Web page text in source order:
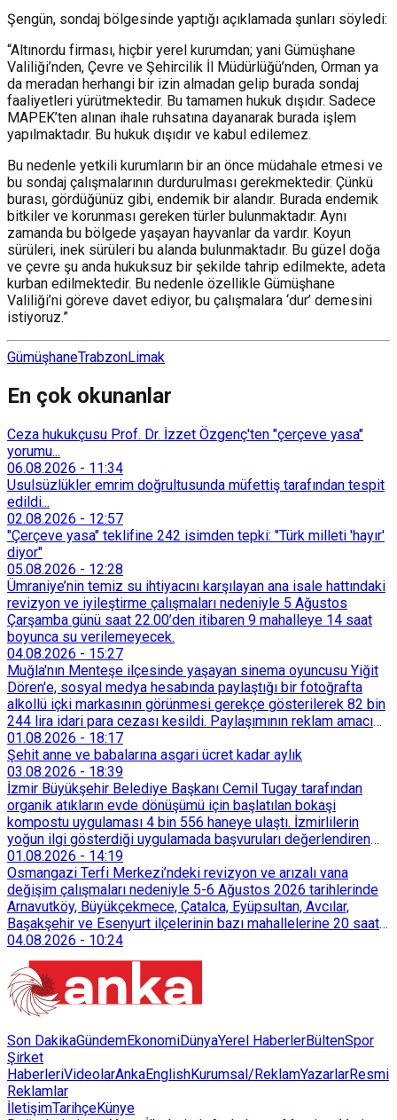
Şengün, sondaj bölgesinde yaptığı açıklamada şunları söyledi:
“Altınordu firması, hiçbir yerel kurumdan; yani Gümüşhane
Valiliği’nden, Çevre ve Şehircilik İl Müdürlüğü’nden, Orman ya
da meradan herhangi bir izin almadan gelip burada sondaj
faaliyetleri yürütmektedir. Bu tamamen hukuk dışıdır. Sadece
MAPEK’ten alınan ihale ruhsatına dayanarak burada işlem
yapılmaktadır. Bu hukuk dışıdır ve kabul edilemez.
Bu nedenle yetkili kurumların bir an önce müdahale etmesi ve
bu sondaj çalışmalarının durdurulması gerekmektedir. Çünkü
burası, gördüğünüz gibi, endemik bir alandır. Burada endemik
bitkiler ve korunması gereken türler bulunmaktadır. Aynı
zamanda bu bölgede yaşayan hayvanlar da vardır. Koyun
sürüleri, inek sürüleri bu alanda bulunmaktadır. Bu güzel doğa
ve çevre şu anda hukuksuz bir şekilde tahrip edilmekte, adeta
kurban edilmektedir. Bu nedenle özellikle Gümüşhane
Valiliği’ni göreve davet ediyor, bu çalışmalara ‘dur’ demesini
istiyoruz.”
GümüşhaneTrabzonLimak
En çok okunanlar
Ceza hukukçusu Prof. Dr. İzzet Özgenç'ten "çerçeve yasa"
yorumu...
06.08.2026 - 11:34
Usulsüzlükler emrim doğrultusunda müfettiş tarafından tespit
edildi...
02.08.2026 - 12:57
"Çerçeve yasa" teklifine 242 isimden tepki: "Türk milleti 'hayır'
diyor"
05.08.2026 - 12:28
Ümraniye’nin temiz su ihtiyacını karşılayan ana isale hattındaki
revizyon ve iyileştirme çalışmaları nedeniyle 5 Ağustos
Çarşamba günü saat 22.00’den itibaren 9 mahalleye 14 saat
boyunca su verilemeyecek.
04.08.2026 - 15:27
Muğla'nın Menteşe ilçesinde yaşayan sinema oyuncusu Yiğit
Dören'e, sosyal medya hesabında paylaştığı bir fotoğrafta
alkollü içki markasının görünmesi gerekçe gösterilerek 82 bin
244 lira idari para cezası kesildi. Paylaşımının reklam amacı
taşımadığını savunan Dören, cezanın iptali için yargıya
başvurdu.
01.08.2026 - 18:17
Şehit anne ve babalarına asgari ücret kadar aylık
03.08.2026 - 18:39
İzmir Büyükşehir Belediye Başkanı Cemil Tugay tarafından
organik atıkların evde dönüşümü için başlatılan bokaşi
kompostu uygulaması 4 bin 556 haneye ulaştı. İzmirlilerin
yoğun ilgi gösterdiği uygulamada başvuruları değerlendiren
Tarımsal Hizmetler Dairesi Başkanlığı, farklı ilçelerde toplam
128 bokaşi kompost eğitimi düzenleyerek İzmirlileri
sürdürülebilir atık yönetimi sistemine dahil etti.
01.08.2026 - 14:19
Osmangazi Terfi Merkezi’ndeki revizyon ve arızalı vana
değişim çalışmaları nedeniyle 5-6 Ağustos 2026 tarihlerinde
Arnavutköy, Büyükçekmece, Çatalca, Eyüpsultan, Avcılar,
Başakşehir ve Esenyurt ilçelerinin bazı mahallelerine 20 saat
süreyle su verilemeyecek.
04.08.2026 - 10:24
Son DakikaGündemEkonomiDünyaYerel HaberlerBültenSpor
Şirket
HaberleriVideolarAnkaEnglishKurumsal/ReklamYazarlarResmi
Reklamlar
İletişimTarihçeKünye